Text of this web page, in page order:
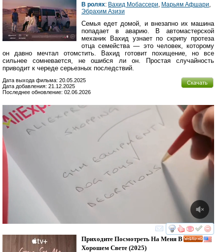
В ролях: Вахид Мобассери, Марьям Афшари,
Эбрахим Азизи
Семья едет домой, и внезапно их машина
попадает в аварию. В автомастерской
механик Вахид узнает по скрипу протеза
отца семейства — это человек, которому
он давно мечтал отомстить. Вахид готовит похищение, но все
сильнее сомневается, не ошибся ли он. Простая случайность
приводит к череде серьезных последствий.
Скачать
Дата выхода фильма: 20.05.2025
Дата добавления: 21.12.2025
Последнее обновление: 02.06.2026
смотреть
Приходите Посмотреть На Меня В
Хорошем Свете (2025)